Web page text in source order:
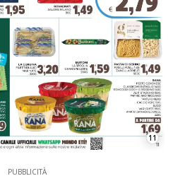
11
PUBBLICITÀ